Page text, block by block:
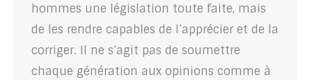
hommes une législation toute faite, mais
de les rendre capables de l’apprécier et de la
corriger. Il ne s’agit pas de soumettre
chaque génération aux opinions comme à